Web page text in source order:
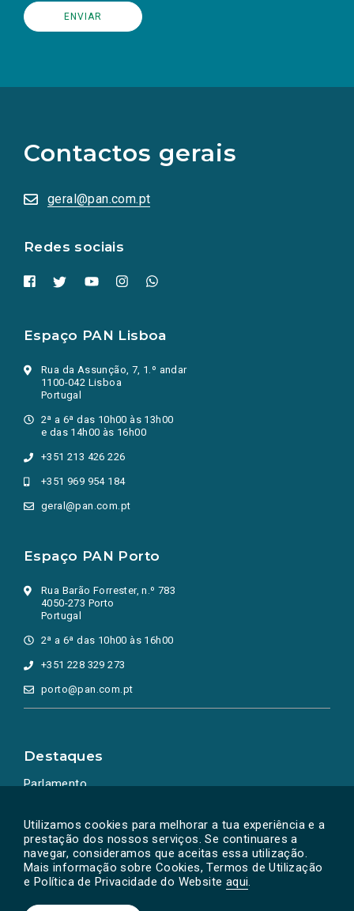
Utilizamos cookies para melhorar a tua experiência e a
prestação dos nossos serviços. Se continuares a
navegar, consideramos que aceitas essa utilização.
Mais informação sobre Cookies, Termos de Utilização
e Política de Privacidade do Website aqui.
Contactos gerais
geral@pan.com.pt
Redes sociais
redes
sociais
numa
nova
Espaço PAN Lisboa
Rua da Assunção, 7, 1.º andar
1100-042 Lisboa
Portugal
2ª a 6ª das 10h00 às 13h00
e das 14h00 às 16h00
+351 213 426 226
+351 969 954 184
geral@pan.com.pt
Espaço PAN Porto
Rua Barão Forrester, n.º 783
4050-273 Porto
Portugal
2ª a 6ª das 10h00 às 16h00
+351 228 329 273
porto@pan.com.pt
Destaques
Parlamento